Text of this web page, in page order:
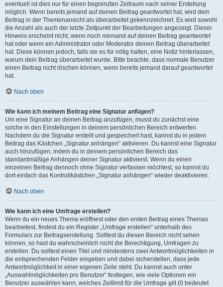
eventuell ist dies nur für einen begrenzten Zeitraum nach seiner Erstellung
möglich. Wenn bereits jemand auf deinen Beitrag geantwortet hat, wird dein
Beitrag in der Themenansicht als überarbeitet gekennzeichnet. Es wird sowohl
die Anzahl als auch der letzte Zeitpunkt der Bearbeitungen angezeigt. Dieser
Hinweis erscheint nicht, wenn noch niemand auf deinen Beitrag geantwortet
hat oder wenn ein Administrator oder Moderator deinen Beitrag überarbeitet
hat. Diese können jedoch, falls sie es für nötig halten, eine Notiz hinterlassen,
warum dein Beitrag überarbeitet wurde. Bitte beachte, dass normale Benutzer
einen Beitrag nicht löschen können, wenn bereits jemand darauf geantwortet
hat.
Nach oben
Wie kann ich meinem Beitrag eine Signatur anfügen?
Um eine Signatur an deinen Beitrag anzufügen, musst du zunächst eine
solche in den Einstellungen in deinem persönlichen Bereich entwerfen.
Nachdem du die Signatur erstellt und gespeichert hast, kannst du in jedem
Beitrag das Kästchen „Signatur anhängen“ aktivieren. Du kannst eine Signatur
auch hinzufügen, indem du in deinem persönlichen Bereich das
standardmäßige Anhängen deiner Signatur aktivierst. Wenn du einen
einzelnen Beitrag dennoch ohne Signatur verfassen möchtest, so kannst du
dort einfach das Kontrollkästchen „Signatur anhängen“ wieder deaktivieren.
Nach oben
Wie kann ich eine Umfrage erstellen?
Wenn du ein neues Thema eröffnest oder den ersten Beitrag eines Themas
bearbeitest, findest du ein Register „Umfrage erstellen“ unterhalb des
Formulars zur Beitragserstellung. Solltest du diesen Bereich nicht sehen
können, so hast du wahrscheinlich nicht die Berechtigung, Umfragen zu
erstellen. Du solltest einen Titel und mindestens zwei Antwortmöglichkeiten in
die entsprechenden Felder eingeben und dabei sicherstellen, dass jede
Antwortmöglichkeit in einer eigenen Zeile steht. Du kannst auch unter
„Auswahlmöglichkeiten pro Benutzer“ festlegen, wie viele Optionen ein
Benutzer auswählen kann, welches Zeitlimit für die Umfrage gilt (0 bedeutet